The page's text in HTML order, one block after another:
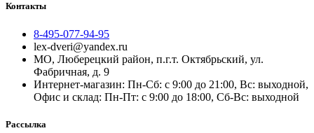
Контакты
8-495-077-94-95
lex-dveri@yandex.ru
МО, Люберецкий район, п.г.т. Октябрьский, ул.
Фабричная, д. 9
Интернет-магазин: Пн-Сб: с 9:00 до 21:00, Вс: выходной,
Офис и склад: Пн-Пт: с 9:00 до 18:00, Сб-Вс: выходной
Рассылка